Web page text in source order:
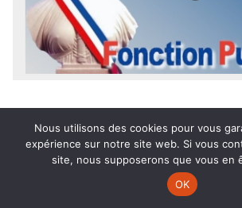
10Juil.2026
ASA DANS LA
: LE DÉCRET EST
DÉBAT EST LOIN D’ÊTRE
Nous utilisons des cookies pour vous
expérience sur notre site web. Si vous
site, nous supposerons que vous en
OK